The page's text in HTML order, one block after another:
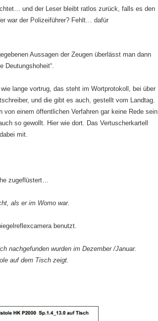
und der Leser bleibt ratlos zurück, falls es den
war der Polizeiführer? Fehlt… dafür
Aussagen der Zeugen überlässt man dann
Deutungshoheit“.
lange vortrug, das steht im Wortprotokoll, bei über
und die gibt es auch, gestellt vom Landtag.
einem öffentlichen Verfahren gar keine Rede sein,
so gewollt. Hier wie dort. Das Vertuscherkartell
mit.
zugeflüstert…
als er im Womo war.
benutzt.
nachgefunden wurden im Dezember /Januar.
auf dem Tisch zeigt.